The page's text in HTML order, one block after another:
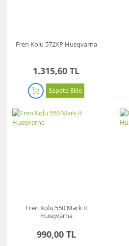
Fren Kolu 572XP Husqvarna
1.315,60 TL
Sepete Ekle
Fren Kolu 550 Mark II
Husqvarna
990,00 TL